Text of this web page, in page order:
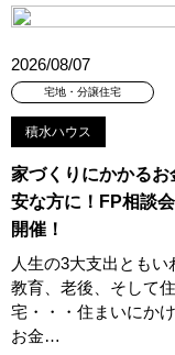
#オーナー様の生の声が
#オーナー様宅家庭訪問
#オーナー様限定
#オープンハウス
#カタログ
#カースペース #ガ
#キッズコーナー #
#キッチンカー
#キャンペーン情報
#クアトロ断熱フェア
#クリスマス #クリ
2026/08/07
宅地・分譲住宅
積水ハウス
家づくりにかかるお
安な方に！FP相談
開催！
人生の3大支出ともい
教育、老後、そして住
宅・・・住まいにか
お金…